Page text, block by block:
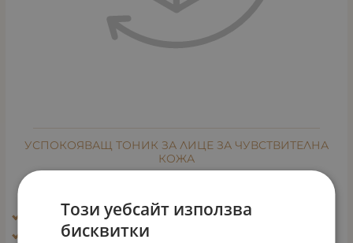
УСПОКОЯВАЩ ТОНИК ЗА ЛИЦЕ ЗА ЧУВСТВИТЕЛНА
КОЖА
Ефект: Био - пилинг
Тип кожа: Чувствителна кожа
Този уебсайт използва
бисквитки